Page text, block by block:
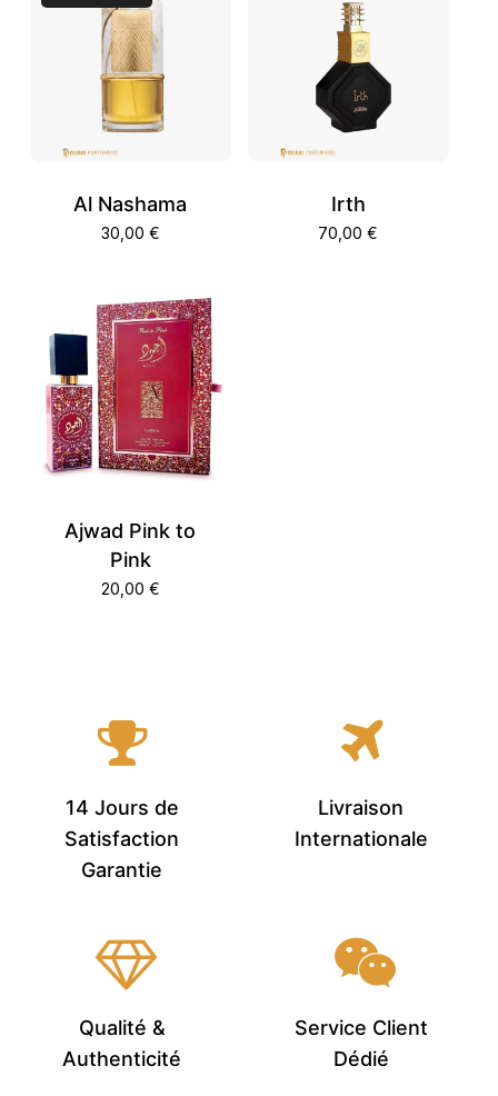
Votre panier est vide.
Al Nashama
30,00 €
Irth
70,00€
Ajwad Pink to
Pink
20,00 €
14 Jours de
Satisfaction
Garantie
Livraison
Internationale
Qualité &
Authenticité
Service Client
Dédié